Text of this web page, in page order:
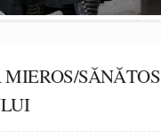
MIEROS/SĂNĂTOS